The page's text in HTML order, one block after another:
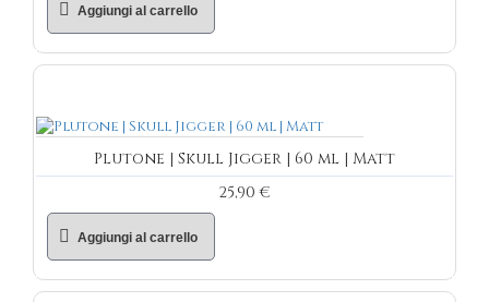
Aggiungi al carrello
Plutone | Skull Jigger | 60 ml | Matt
25,90 €
Aggiungi al carrello